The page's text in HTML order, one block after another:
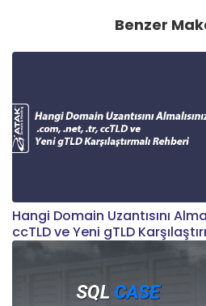
Benzer
Hangi Domain Uzantısını
ccTLD ve Yeni gTLD